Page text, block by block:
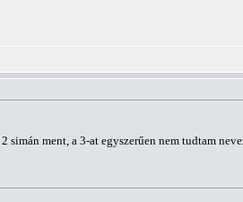
ment, a 3-at egyszerűen nem tudtam